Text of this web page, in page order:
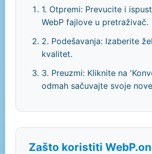
1. Otpremi: Prevucite i
WebP fajlove u pretraživač.
2. Podešavanja: Izaberite
kvalitet.
3. Preuzmi: Kliknite na
odmah sačuvajte svoje
Zašto koristiti